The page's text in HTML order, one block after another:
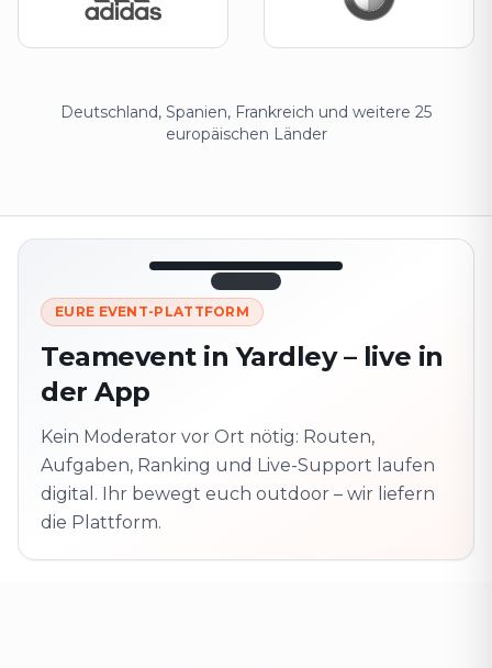
Deutschland, Spanien, Frankreich und weitere 25
europäischen Länder
LIVE 12:45
Nächster
Punkt
320 m ·
zusammen
Schaltet die nächste
EURE EVENT-PLATTFORM
Teamevent in Yardley – live in
der App
Kein Moderator vor Ort nötig: Routen,
Aufgaben, Ranking und Live-Support laufen
digital. Ihr bewegt euch outdoor – wir liefern
die Plattform.